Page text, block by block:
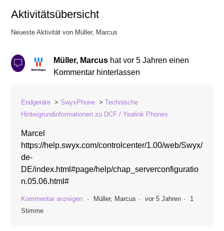
Aktivitätsübersicht
Neueste Aktivität von Müller, Marcus
Müller, Marcus hatvor 5 Jahren einen
Kommentar hinterlassen
Endgeräte SwyxPhone
Technische
Hintergrundinformationen zu DCF / Yealink Phones
Marcel
https://help.swyx.com/controlcenter/1.00/web/Swyx/
de-
DE/index.html#page/help/chap_serverconfiguratio
n.05.06.html#
Kommentar anzeigen Müller, Marcus vor 5 Jahren
1
Stimme